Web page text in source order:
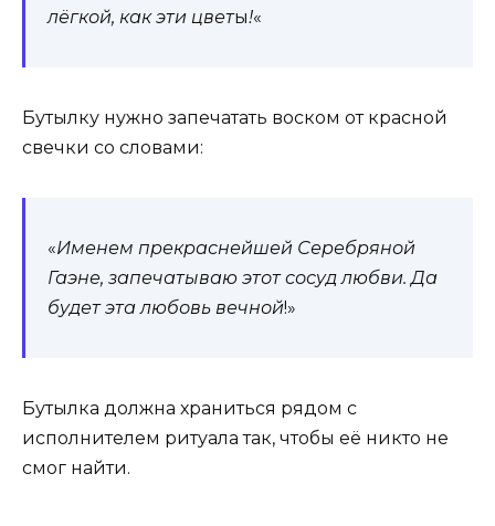
лёгкой, как эти цветы!«
Бутылку нужно запечатать воском от красной
свечки со словами:
«Именем прекраснейшей Серебряной
Гаэне, запечатываю этот сосуд любви. Да
будет эта любовь вечной!»
Бутылка должна храниться рядом с
исполнителем ритуала так, чтобы её никто не
смог найти.